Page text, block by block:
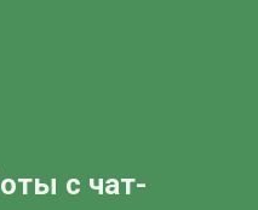
с чат-